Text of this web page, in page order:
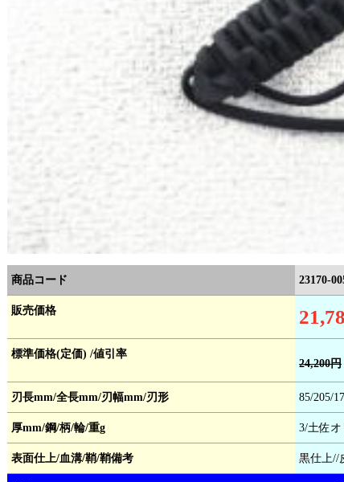
商品コード 23170-
販売価格
標準価格(定価) /値引率
24,200円
刃長mm/全長mm/刃幅mm/刃形 85/205/
厚mm/鋼/柄/輪/重g 3/土佐
表面仕上/血溝/鞘/鞘備考 黒仕上//